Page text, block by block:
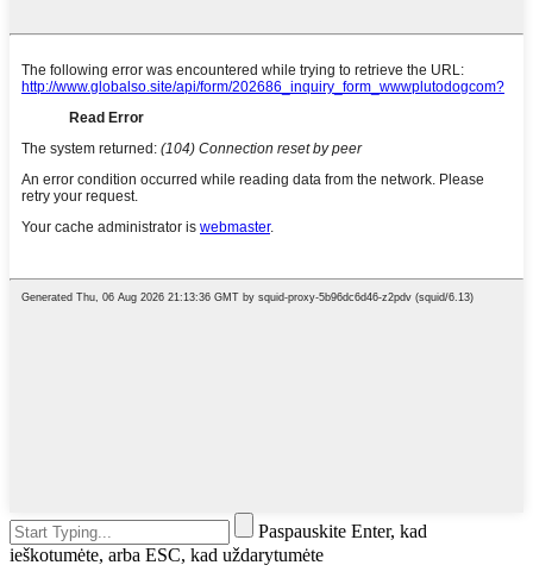
Paspauskite Enter, kad
ieškotumėte, arba ESC, kad uždarytumėte